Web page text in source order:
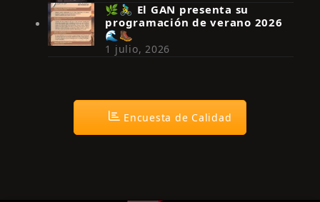
🌿🚴‍♂️ El GAN presenta su
programación de verano 2026
🌊🥾
1 julio, 2026
Encuesta de Calidad